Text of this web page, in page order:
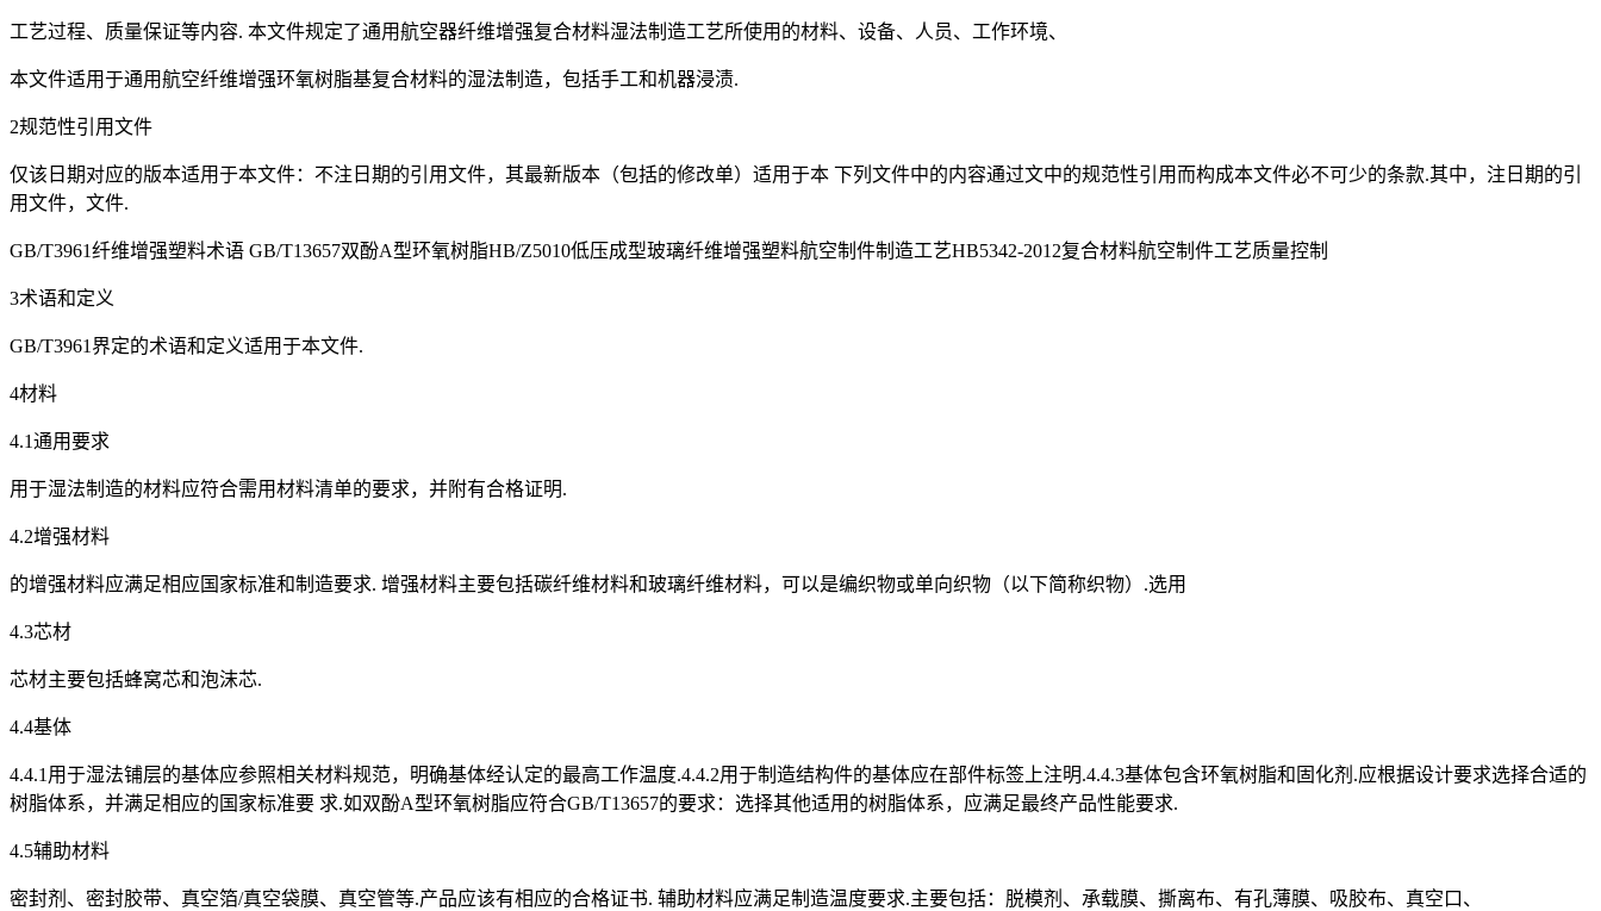
工艺过程、质量保证等内容. 本文件规定了通用航空器纤维增强复合材料湿法制造工艺所使用的材料、设备、人员、工作环境、
本文件适用于通用航空纤维增强环氧树脂基复合材料的湿法制造，包括手工和机器浸渍.
2规范性引用文件
仅该日期对应的版本适用于本文件：不注日期的引用文件，其最新版本（包括的修改单）适用于本 下列文件中的内容通过文中的规范性引用而构成本文件必不可少的条款.其中，注日期的引
用文件，文件.
GB/T3961纤维增强塑料术语 GB/T13657双酚A型环氧树脂HB/Z5010低压成型玻璃纤维增强塑料航空制件制造工艺HB5342-2012复合材料航空制件工艺质量控制
3术语和定义
GB/T3961界定的术语和定义适用于本文件.
4材料
4.1通用要求
用于湿法制造的材料应符合需用材料清单的要求，并附有合格证明.
4.2增强材料
的增强材料应满足相应国家标准和制造要求. 增强材料主要包括碳纤维材料和玻璃纤维材料，可以是编织物或单向织物（以下简称织物）.选用
4.3芯材
芯材主要包括蜂窝芯和泡沫芯.
4.4基体
4.4.1用于湿法铺层的基体应参照相关材料规范，明确基体经认定的最高工作温度.4.4.2用于制造结构件的基体应在部件标签上注明.4.4.3基体包含环氧树脂和固化剂.应根据设计要求选择合适的
树脂体系，并满足相应的国家标准要 求.如双酚A型环氧树脂应符合GB/T13657的要求：选择其他适用的树脂体系，应满足最终产品性能要求.
4.5辅助材料
密封剂、密封胶带、真空箔/真空袋膜、真空管等.产品应该有相应的合格证书. 辅助材料应满足制造温度要求.主要包括：脱模剂、承载膜、撕离布、有孔薄膜、吸胶布、真空口、